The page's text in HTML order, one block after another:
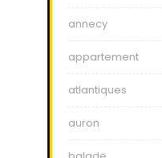
annecy
appartement
atlantiques
auron